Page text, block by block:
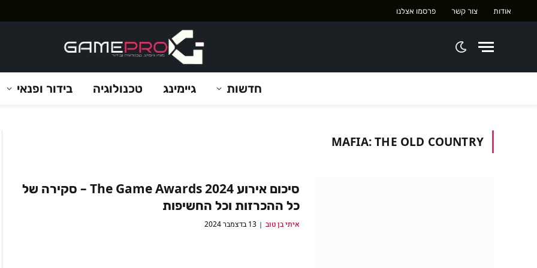
אודות צור קשר פרסמו אצלנו
חדשות גיימינג טכנולוגיה בידור ופנאי
MAFIA: THE OLD COUNTRY
סיכום אירוע The Game Awards 2024 – סקירה של
כל ההכרזות וכל החשיפות
איתי בן טוב 13 בדצמבר 2024